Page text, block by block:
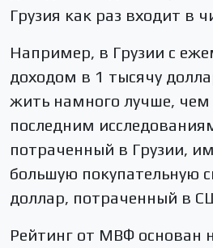
Грузия как раз входит в
Например, в Грузии с
доходом в 1 тысячу
жить намного лучше,
последним
потраченный в Грузии,
большую покупательную
доллар, потраченный в
Рейтинг от МВФ основан